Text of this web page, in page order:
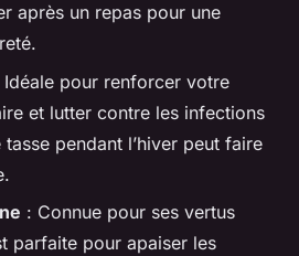
après un repas pour une
Idéale pour renforcer votre
et lutter contre les infections
pendant l’hiver peut faire
: Connue pour ses vertus
parfaite pour apaiser les